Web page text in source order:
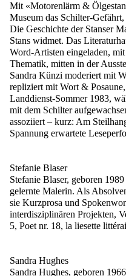
Mit «Motorenlärm &
Museum das Schilter-
Die Geschichte der Stanser
Stans widmet. Das
Word-Artisten eingeladen,
Thematik, mitten in der
Sandra Künzi moderiert mit
repliziert mit Wort &
Landdienst-Sommer 1983,
mit dem Schilter
assoziiert – kurz: Am
Spannung erwartete
Stefanie Blaser
Stefanie Blaser, geboren
gelernte Malerin. Als
sie Kurzprosa und
interdisziplinären Projekten,
5, Poet nr. 18, la liesette
Sandra Hughes
Sandra Hughes, geboren